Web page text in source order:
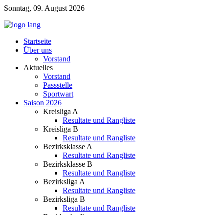
Sonntag, 09. August 2026
Startseite
Über uns
Vorstand
Aktuelles
Vorstand
Passstelle
Sportwart
Saison 2026
Kreisliga A
Resultate und Rangliste
Kreisliga B
Resultate und Rangliste
Bezirksklasse A
Resultate und Rangliste
Bezirksklasse B
Resultate und Rangliste
Bezirksliga A
Resultate und Rangliste
Bezirksliga B
Resultate und Rangliste